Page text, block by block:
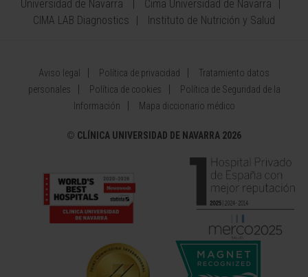
Universidad de Navarra
Cima Universidad de Navarra
CIMA LAB Diagnostics
Instituto de Nutrición y Salud
Aviso legal Política de privacidad
Tratamiento datos
personales
Política de cookies
Política de Seguridad de la
Información
Mapa diccionario médico
© CLÍNICA UNIVERSIDAD DE NAVARRA 2026